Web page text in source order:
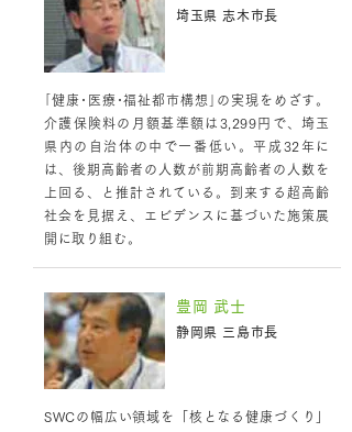
埼玉県 志木市長
｢健康･医療･福祉都市構想｣の実現をめざす。
介護保険料の月額基準額は3,299円で、埼玉
県内の自治体の中で一番低い。平成32年に
は、後期高齢者の人数が前期高齢者の人数を
上回る、と推計されている。到来する超高齢
社会を見据え、エビデンスに基づいた施策展
開に取り組む。
豊岡 武士
静岡県 三島市長
SWCの幅広い領域を「核となる健康づくり」